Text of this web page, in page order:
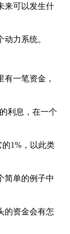
来可以发生什
力系统。
一笔资金，
利息，在一个
1%，以此类
简单的例子中
的资金会有怎